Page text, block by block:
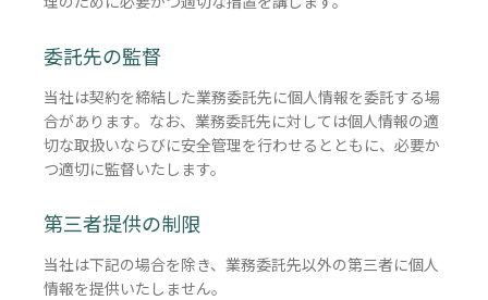
委託先の監督
当社は契約を締結した業務委託先に個人情報を委託する場
合があります。なお、業務委託先に対しては個人情報の適
切な取扱いならびに安全管理を行わせるとともに、必要か
つ適切に監督いたします。
第三者提供の制限
当社は下記の場合を除き、業務委託先以外の第三者に個人
情報を提供いたしません。